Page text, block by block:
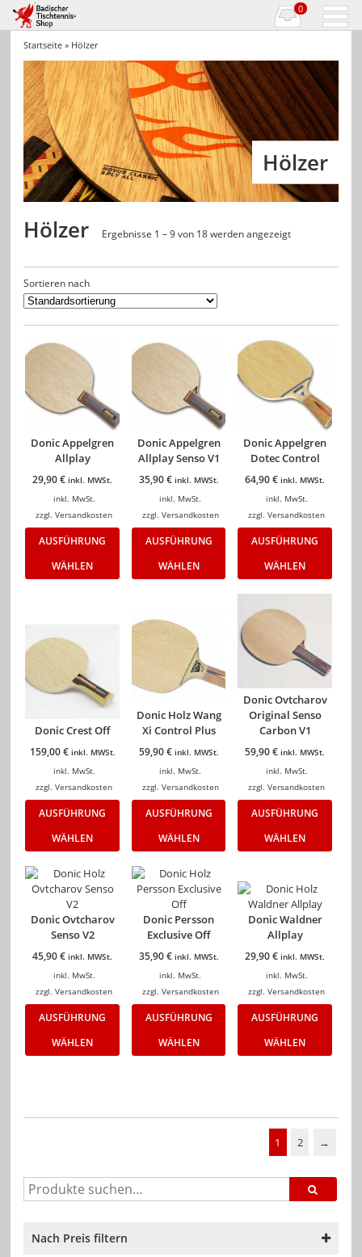
0
Startseite » Hölzer
Hölzer
Hölzer Ergebnisse 1 – 9 von 18 werden angezeigt
Sortieren nach
Donic Appelgren
Allplay
29,90€ inkl. MWSt.
inkl. MwSt.
zzgl.Versandkosten
AUSFÜHRUNG
WÄHLEN
Donic Appelgren
Allplay Senso V1
35,90€ inkl. MWSt.
inkl. MwSt.
zzgl. Versandkosten
AUSFÜHRUNG
WÄHLEN
Donic Appelgren
Dotec Control
64,90€ inkl. MWSt.
inkl. MwSt.
zzgl.Versandkosten
AUSFÜHRUNG
WÄHLEN
Donic Crest Off
159,00€ inkl. MWSt.
inkl. MwSt.
zzgl.Versandkosten
AUSFÜHRUNG
WÄHLEN
Donic Holz Wang
Xi Control Plus
59,90€ inkl. MWSt.
inkl. MwSt.
zzgl. Versandkosten
AUSFÜHRUNG
WÄHLEN
Donic Ovtcharov
Original Senso
Carbon V1
59,90€ inkl. MWSt.
inkl. MwSt.
zzgl.Versandkosten
AUSFÜHRUNG
WÄHLEN
Donic Ovtcharov
Senso V2
45,90€ inkl. MWSt.
inkl. MwSt.
zzgl.Versandkosten
AUSFÜHRUNG
WÄHLEN
Donic Persson
Exclusive Off
35,90€ inkl. MWSt.
inkl. MwSt.
zzgl. Versandkosten
AUSFÜHRUNG
WÄHLEN
Donic Waldner
Allplay
29,90€ inkl. MWSt.
inkl. MwSt.
zzgl.Versandkosten
AUSFÜHRUNG
WÄHLEN
1 2 →
Nach Preis filtern